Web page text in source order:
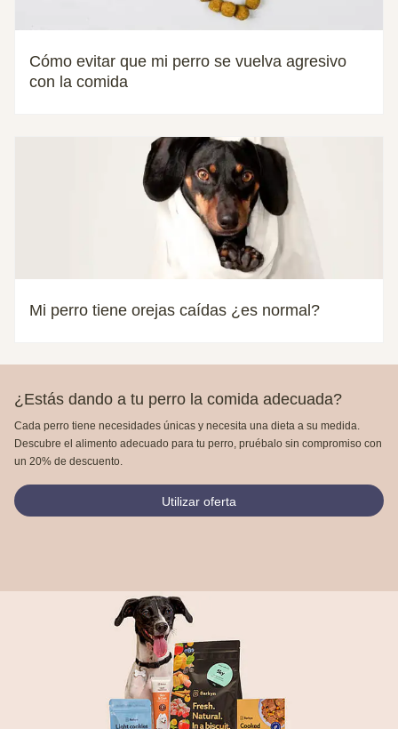
Cómo evitar que mi perro se vuelva agresivo
con la comida
Mi perro tiene orejas caídas ¿es normal?
¿Estás dando a tu perro la comida adecuada?
Cada perro tiene necesidades únicas y necesita una dieta a su medida.
Descubre el alimento adecuado para tu perro, pruébalo sin compromiso con
un 20% de descuento.
Utilizar oferta